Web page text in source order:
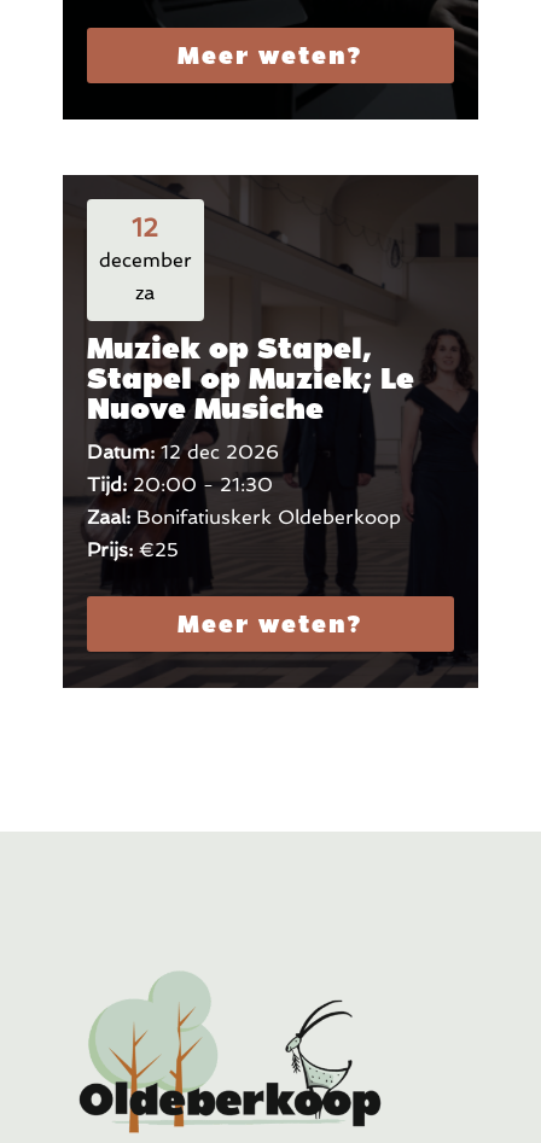
Meer weten?
12
december
za
Muziek op Stapel,
Stapel op Muziek; Le
Nuove Musiche
Datum: 12 dec 2026
Tijd:20:00 - 21:30
Zaal: Bonifatiuskerk Oldeberkoop
Prijs: €25
Meer weten?